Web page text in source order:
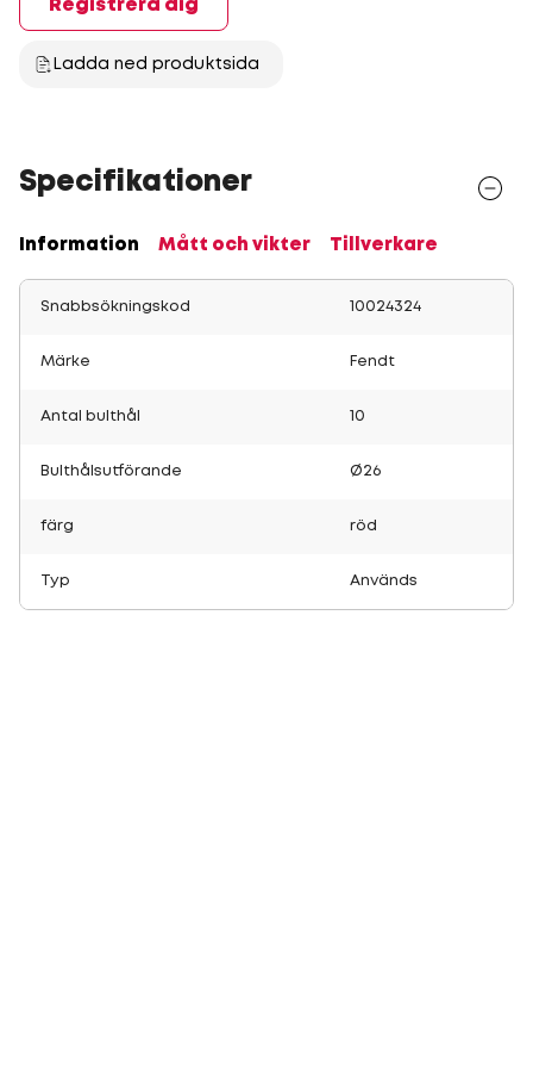
Registrera dig
Ladda ned produktsida
Specifikationer
Information Mått och vikter Tillverkare
Snabbsökningskod 10024324
Märke Fendt
Antal bulthål 10
Bulthålsutförande Ø26
färg röd
Typ Används